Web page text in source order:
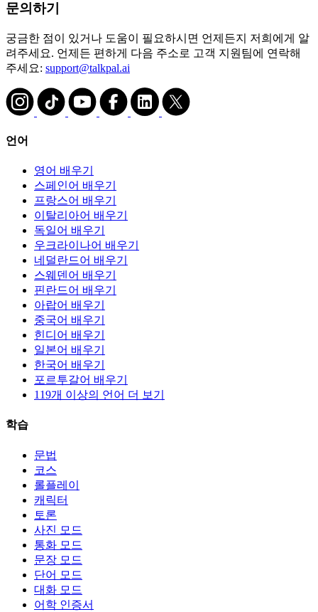
문의하기
궁금한 점이 있거나 도움이 필요하시면 언제든지 저희에게 알
려주세요. 언제든 편하게 다음 주소로 고객 지원팀에 연락해
주세요: support@talkpal.ai
언어
영어 배우기
스페인어 배우기
프랑스어 배우기
이탈리아어 배우기
독일어 배우기
우크라이나어 배우기
네덜란드어 배우기
스웨덴어 배우기
핀란드어 배우기
아랍어 배우기
중국어 배우기
힌디어 배우기
일본어 배우기
한국어 배우기
포르투갈어 배우기
119개 이상의 언어 더 보기
학습
문법
코스
롤플레이
캐릭터
토론
사진 모드
통화 모드
문장 모드
단어 모드
대화 모드
어학 인증서